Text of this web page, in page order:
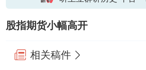
股指期货小幅高开
相关稿件